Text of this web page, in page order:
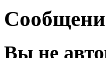
Вы не